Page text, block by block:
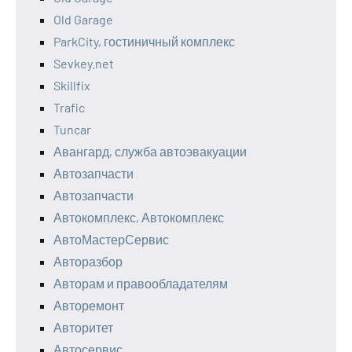
Old Garage
ParkCity, гостиничный комплекс
Sevkey.net
Skillfix
Trafic
Tuncar
Авангард, служба автоэвакуации
Автозапчасти
Автозапчасти
Автокомплекс, Автокомплекс
АвтоМастерСервис
Авторазбор
Авторам и правообладателям
Авторемонт
Авторитет